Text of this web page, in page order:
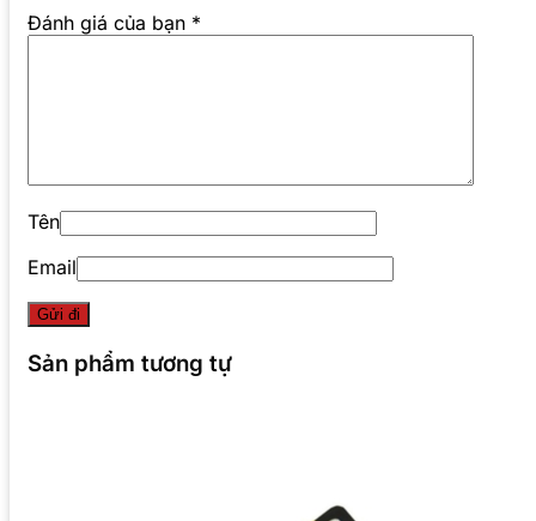
Đánh giá của bạn *
Tên
Email
Sản phẩm tương tự